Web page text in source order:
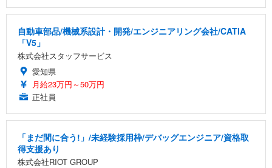
自動車部品/機械系設計・開発/エンジニアリング会社/CATIA
「V5」
株式会社スタッフサービス
愛知県
月給23万円～50万円
正社員
「まだ間に合う!」/未経験採用枠/デバッグエンジニア/資格取
得支援あり
株式会社RIOT GROUP